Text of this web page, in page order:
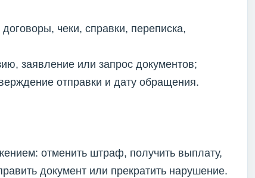
чеки, справки, переписка,
заявление или запрос документов;
отправки и дату обращения.
отменить штраф, получить выплату,
документ или прекратить нарушение.